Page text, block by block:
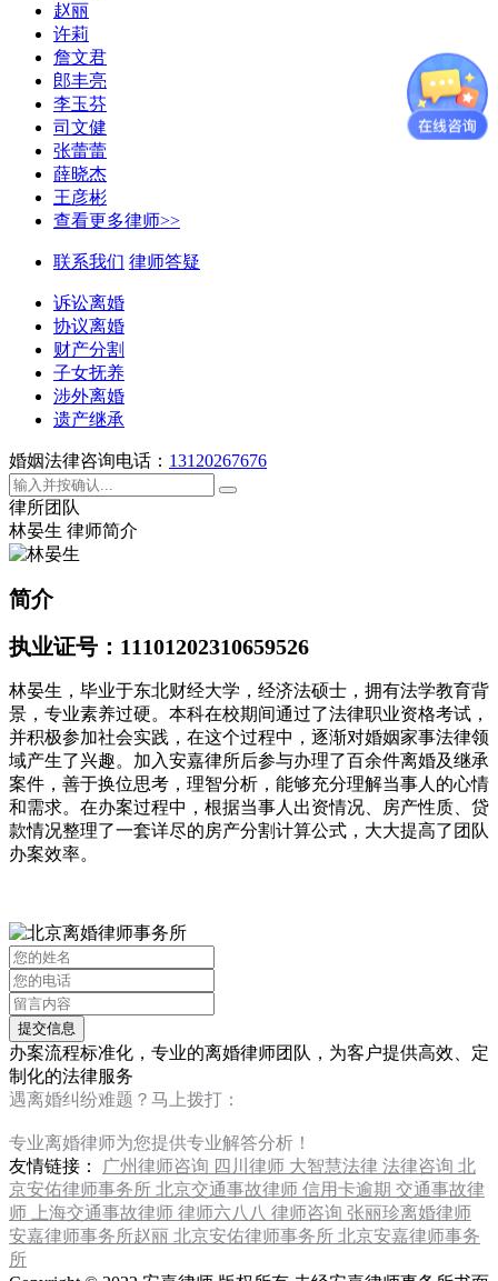
赵丽
许莉
詹文君
郎丰亮
李玉芬
司文健
张蕾蕾
薛晓杰
王彦彬
查看更多律师>>
联系我们 律师答疑
诉讼离婚
协议离婚
财产分割
子女抚养
涉外离婚
遗产继承
婚姻法律咨询电话： 13120267676
律所团队
林晏生 律师简介
简介
执业证号：11101202310659526
林晏生，毕业于东北财经大学，经济法硕士，拥有法学教育背
景，专业素养过硬。本科在校期间通过了法律职业资格考试，
并积极参加社会实践，在这个过程中，逐渐对婚姻家事法律领
域产生了兴趣。加入安嘉律所后参与办理了百余件离婚及继承
案件，善于换位思考，理智分析，能够充分理解当事人的心情
和需求。在办案过程中，根据当事人出资情况、房产性质、贷
款情况整理了一套详尽的房产分割计算公式，大大提高了团队
办案效率。
办案流程标准化，专业的离婚律师团队，为客户提供高效、定
制化的法律服务
遇离婚纠纷难题？马上拨打：
专业离婚律师为您提供专业解答分析！
友情链接：
广州律师咨询 四川律师 大智慧法律 法律咨询 北
京安佑律师事务所 北京交通事故律师 信用卡逾期 交通事故律
师
上海交通事故律师 律师六八八 律师咨询 张丽珍离婚律师
安嘉律师事务所赵丽 北京安佑律师事务所 北京安嘉律师事务
所